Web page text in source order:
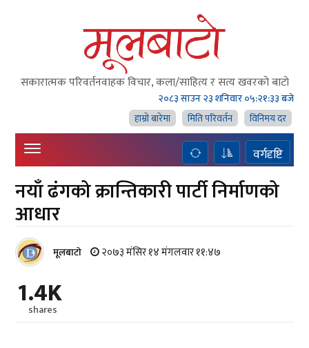
सकारात्मक परिवर्तनवाहक विचार, कला/साहित्य र सत्य खवरको बाटाे
२०८३ साउन २३ शनिवार०५:२१:३४ बजे
हाम्राे बारेमा
मिति परिवर्तन विनिमय दर
वर्गदृष्टि
नयाँ ढंगको क्रान्तिकारी पार्टी निर्माणको
आधार
मूलबाटाे २०७३ मंसिर १४ मंगलवार ११:४७
1.4K
shares